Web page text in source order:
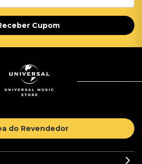
Cupom
do Revendedor